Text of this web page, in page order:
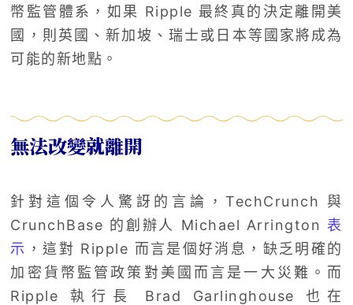
幣監管體系，如果 Ripple 最終真的決定離開美
國，則英國、新加坡、瑞士或日本等國家將成為
可能的新地點。
無法改變就離開
針對這個令人驚訝的言論，TechCrunch 與
CrunchBase 的創辦人 Michael Arrington 表
示 ，這對 Ripple 而言是個好消息，缺乏明確的
加密貨幣監管政策對美國而言是一大災難。而
Ripple 執行長 Brad Garlinghouse 也在